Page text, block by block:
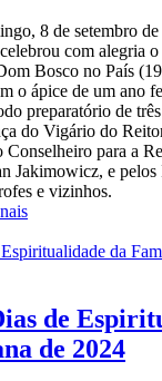
8 de setembro
com alegria
Bosco no País
o ápice de um ano
preparatório de
do Vigário do
para a
Jakimowicz, e pelos
e vizinhos.
de
de 2024